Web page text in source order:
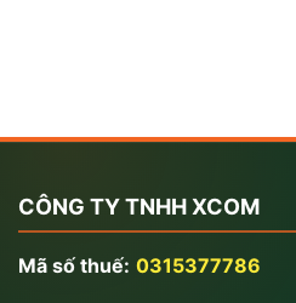
CÔNG TY TNHH XCOM
Mã số thuế: 0315377786